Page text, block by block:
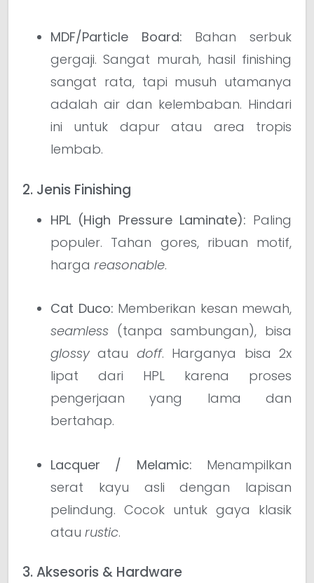
MDF/Particle Board: Bahan serbuk
gergaji. Sangat murah, hasil finishing
sangat rata, tapi musuh utamanya
adalah air dan kelembaban. Hindari
ini untuk dapur atau area tropis
lembab.
2. Jenis Finishing
HPL (High Pressure Laminate): Paling
populer. Tahan gores, ribuan motif,
harga reasonable.
Cat Duco: Memberikan kesan mewah,
seamless (tanpa sambungan), bisa
glossy atau doff. Harganya bisa 2x
lipat dari HPL karena proses
pengerjaan yang lama dan
bertahap.
Lacquer / Melamic: Menampilkan
serat kayu asli dengan lapisan
pelindung. Cocok untuk gaya klasik
atau rustic.
3. Aksesoris & Hardware